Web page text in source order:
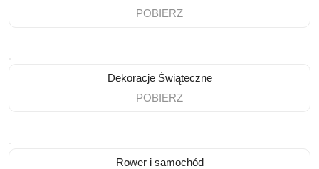
POBIERZ
Dekoracje Świąteczne
POBIERZ
Rower i samochód